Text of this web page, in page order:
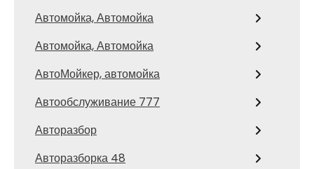
Автомойка, Автомойка
Автомойка, Автомойка
АвтоМойкер, автомойка
Автообслуживание 777
Авторазбор
Авторазборка 48